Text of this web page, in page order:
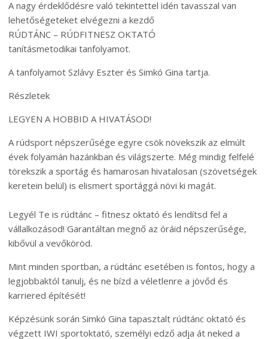
A nagy érdeklődésre való tekintettel idén tavasszal van
lehetőségeteket elvégezni a kezdő
RÚDTÁNC – RÚDFITNESZ OKTATÓ
tanításmetodikai tanfolyamot.
A tanfolyamot Szlávy Eszter és Simkó Gina tartja.
Részletek
LEGYEN A HOBBID A HIVATÁSOD!
A rúdsport népszerűsége egyre csök növekszik az elmúlt
évek folyamán hazánkban és világszerte. Még mindig felfelé
törekszik a sportág és hamarosan hivatalosan (szövetségek
keretein belül) is elismert sportággá növi ki magát.
Legyél Te is rúdtánc – fitnesz oktató és lendítsd fel a
vállalkozásod! Garantáltan megnő az óráid népszerűsége,
kibővül a vevőköröd.
Mint minden sportban, a rúdtánc esetében is fontos, hogy a
legjobbaktól tanulj, és ne bízd a véletlenre a jövőd és
karriered építését!
Képzésünk során Simkó Gina tapasztalt rúdtánc oktató és
végzett IWI sportoktató, személyi edző adja át neked a